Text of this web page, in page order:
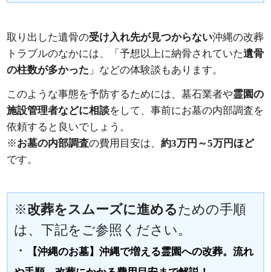
取り出した遺骨の受け入れ先が見つからない沖縄の改葬
トラブルのなかには、「予想以上に納骨されていた遺骨
の柱数が多かった 」などの体験談もあります。
このような事態を予防するためには、墓石業者や霊園の
施設管理者などに相談をして、事前にお墓の内部調査を
依頼すると良いでしょう。
※お墓の内部調査の費用目安は、約3万円～5万円ほど
です。
※改葬をスムーズに進めるための手順
は、下記をご参照ください。
・
【沖縄のお墓】沖縄で増える霊園への改葬。流れ